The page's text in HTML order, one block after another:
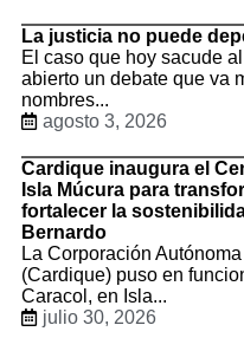
La justicia no puede
El caso que hoy sacude
abierto un debate que va
nombres...
agosto 3, 2026
Cardique inaugura el
Isla Múcura para
fortalecer la
Bernardo
La Corporación
(Cardique) puso en
Caracol, en Isla...
julio 30, 2026